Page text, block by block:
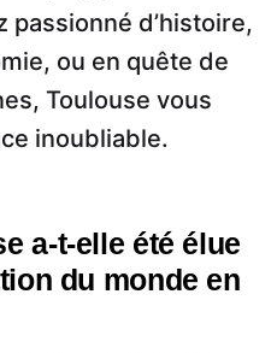
passionné d’histoire,
ou en quête de
Toulouse vous
inoubliable.
a-t-elle été élue
du monde en